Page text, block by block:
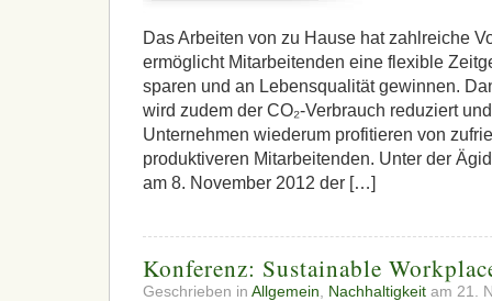
Das Arbeiten von zu Hause hat zahlreiche
ermöglicht Mitarbeitenden eine flexible
sparen und an Lebensqualität gewinnen.
wird zudem der CO₂-Verbrauch reduziert
Unternehmen wiederum profitieren von
produktiveren Mitarbeitenden. Unter der
am 8. November 2012 der […]
Konferenz: Sustainable
Geschrieben in Allgemein Nachhaltigkeit am 21.